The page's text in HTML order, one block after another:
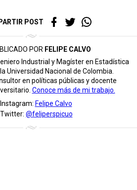
POST
POR FELIPE CALVO
Industrial y Magíster en Estadística
Universidad Nacional de Colombia.
en políticas públicas y docente
Conoce más de mi trabajo.
Felipe Calvo
@feliperspicuo